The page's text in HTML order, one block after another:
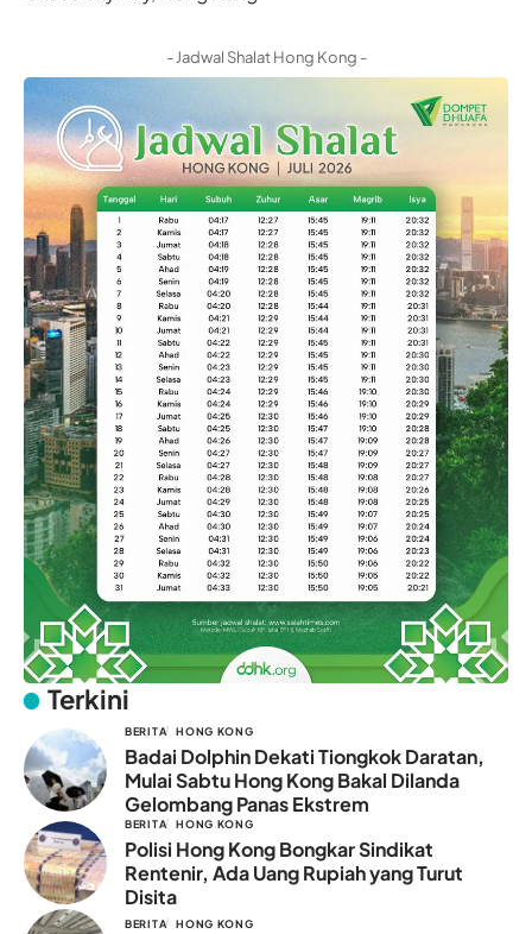
- Jadwal Shalat Hong Kong -
Terkini
BERITA HONG KONG
Badai Dolphin Dekati Tiongkok Daratan,
Mulai Sabtu Hong Kong Bakal Dilanda
Gelombang Panas Ekstrem
BERITA HONG KONG
Polisi Hong Kong Bongkar Sindikat
Rentenir, Ada Uang Rupiah yang Turut
Disita
BERITA HONG KONG